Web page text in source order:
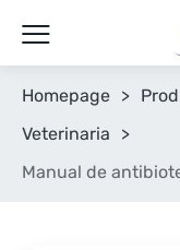
Homepage >
Veterinaria
>
Manual de